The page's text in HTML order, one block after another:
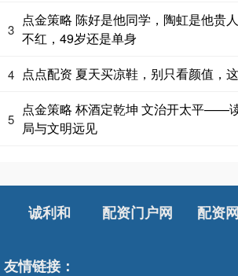
3
点金策略 陈好是他同学，陶虹是他贵
不红，49岁还是单身
4 点点配资 夏天买凉鞋，别只看颜值，
5
点金策略 杯酒定乾坤 文治开太平——
局与文明远见
诚利和 配资门户网 配资
友情链接：